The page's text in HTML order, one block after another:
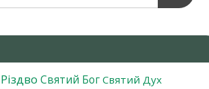
Різдво Святий Бог Святий Дух